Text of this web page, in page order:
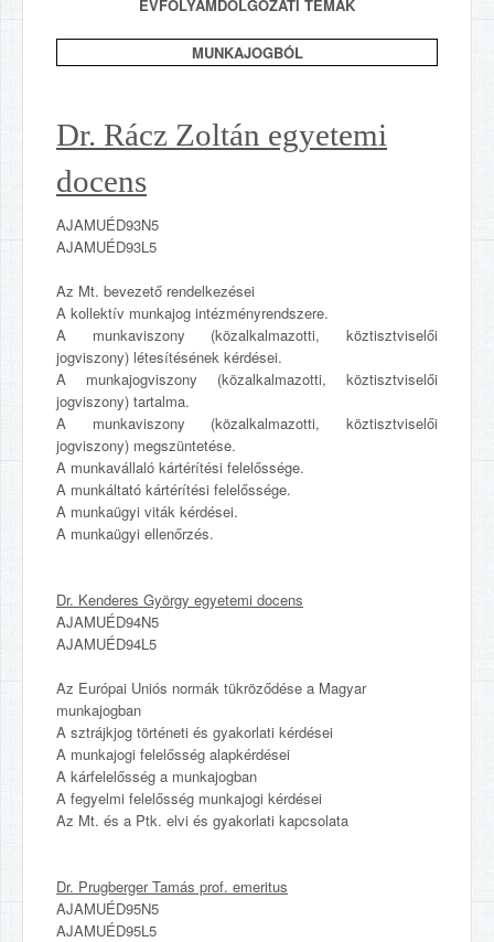
ÉVFOLYAMDOLGOZATI TÉMÁK
MUNKAJOGBÓL
Dr. Rácz Zoltán egyetemi
docens
AJAMUÉD93N5
AJAMUÉD93L5
Az Mt. bevezető rendelkezései
A kollektív munkajog intézményrendszere.
A munkaviszony (közalkalmazotti, köztisztviselői
jogviszony) létesítésének kérdései.
A munkajogviszony (közalkalmazotti, köztisztviselői
jogviszony) tartalma.
A munkaviszony (közalkalmazotti, köztisztviselői
jogviszony) megszüntetése.
A munkavállaló kártérítési felelőssége.
A munkáltató kártérítési felelőssége.
A munkaügyi viták kérdései.
A munkaügyi ellenőrzés.
Dr. Kenderes György egyetemi docens
AJAMUÉD94N5
AJAMUÉD94L5
Az Európai Uniós normák tükröződése a Magyar
munkajogban
A sztrájkjog történeti és gyakorlati kérdései
A munkajogi felelősség alapkérdései
A kárfelelősség a munkajogban
A fegyelmi felelősség munkajogi kérdései
Az Mt. és a Ptk. elvi és gyakorlati kapcsolata
Dr. Prugberger Tamás prof. emeritus
AJAMUÉD95N5
AJAMUÉD95L5